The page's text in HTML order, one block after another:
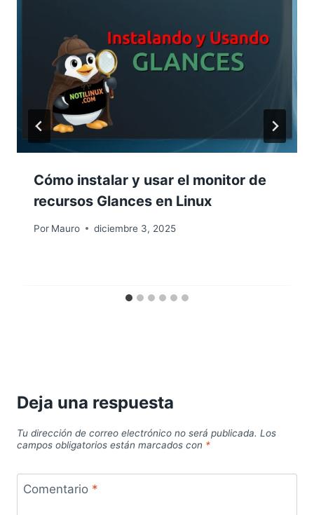
Cómo instalar y usar el monitor de
recursos Glances en Linux
Por Mauro diciembre 3, 2025
Deja una respuesta
Tu dirección de correo electrónico no será publicada. Los
campos obligatorios están marcados con *
Comentario *